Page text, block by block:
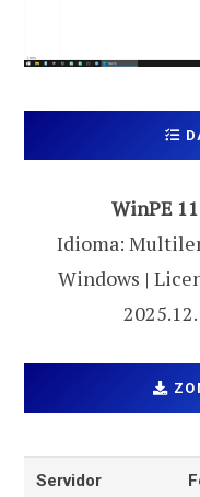
WinPE
Idioma:
Windows |
Servidor